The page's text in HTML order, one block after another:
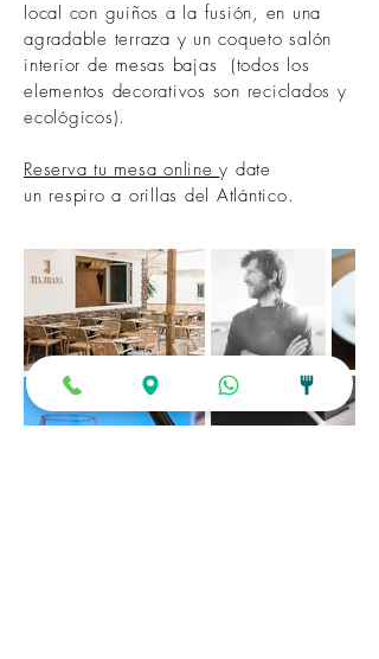
local con guiños a la fusión, en una
agradable terraza y un coqueto salón
interior de mesas bajas (todos los
elementos decorativos son reciclados y
ecológicos).
Reserva tu mesa onliney date
un respiro a orillas del Atlántico.